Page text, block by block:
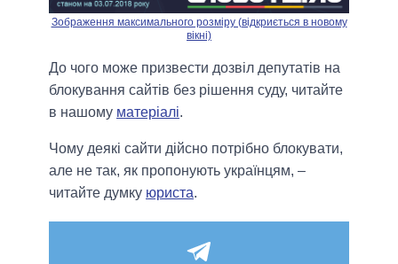
Зображення максимального розміру (відкриється в новому
вікні)
До чого може призвести дозвіл депутатів на
блокування сайтів без рішення суду, читайте
в нашому матеріалі.
Чому деякі сайти дійсно потрібно блокувати,
але не так, як пропонують українцям, –
читайте думку юриста.